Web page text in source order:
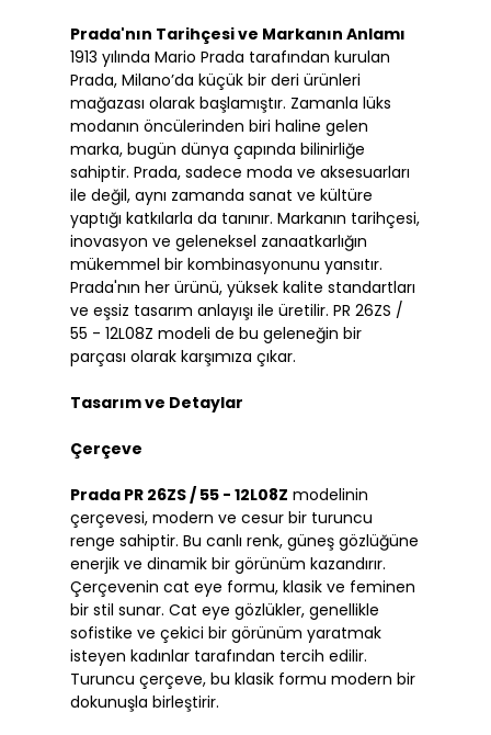
Prada'nın Tarihçesi ve Markanın Anlamı
1913 yılında Mario Prada tarafından kurulan
Prada, Milano’da küçük bir deri ürünleri
mağazası olarak başlamıştır. Zamanla lüks
modanın öncülerinden biri haline gelen
marka, bugün dünya çapında bilinirliğe
sahiptir. Prada, sadece moda ve aksesuarları
ile değil, aynı zamanda sanat ve kültüre
yaptığı katkılarla da tanınır. Markanın tarihçesi,
inovasyon ve geleneksel zanaatkarlığın
mükemmel bir kombinasyonunu yansıtır.
Prada'nın her ürünü, yüksek kalite standartları
ve eşsiz tasarım anlayışı ile üretilir. PR 26ZS /
55 - 12L08Z modeli de bu geleneğin bir
parçası olarak karşımıza çıkar.
Tasarım ve Detaylar
Çerçeve
Prada PR 26ZS / 55 - 12L08Z modelinin
çerçevesi, modern ve cesur bir turuncu
renge sahiptir. Bu canlı renk, güneş gözlüğüne
enerjik ve dinamik bir görünüm kazandırır.
Çerçevenin cat eye formu, klasik ve feminen
bir stil sunar. Cat eye gözlükler, genellikle
sofistike ve çekici bir görünüm yaratmak
isteyen kadınlar tarafından tercih edilir.
Turuncu çerçeve, bu klasik formu modern bir
dokunuşla birleştirir.